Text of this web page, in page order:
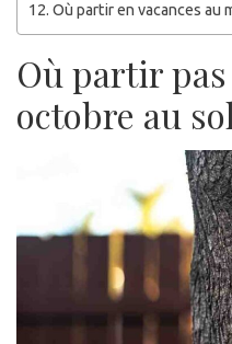
Où partir en vacances au
Où partir
octobre au